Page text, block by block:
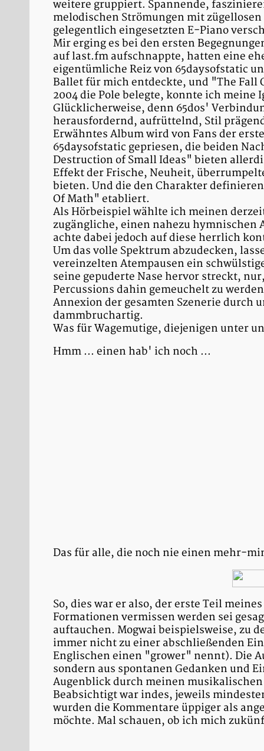
weitere gruppiert. Spannende,
melodischen Strömungen mit
gelegentlich eingesetzten E-Piano
Mir erging es bei den ersten
auf last.fm aufschnappte, hatten eine
eigentümliche Reiz von 65daysofstatic
Ballet für mich entdeckte, und "The Fall
2004 die Pole belegte, konnte ich
Glücklicherweise, denn 65dos'
herausfordernd, aufrüttelnd, Stil
Erwähntes Album wird von Fans der
65daysofstatic gepriesen, die beiden
Destruction of Small Ideas" bieten
Effekt der Frische, Neuheit,
bieten. Und die den Charakter
Of Math" etabliert.
Als Hörbeispiel wählte ich meinen
zugängliche, einen nahezu hymnischen
achte dabei jedoch auf diese herrlich
Um das volle Spektrum abzudecken,
vereinzelten Atempausen ein
seine gepuderte Nase hervor streckt,
Percussions dahin gemeuchelt zu
Annexion der gesamten Szenerie durch
dammbruchartig.
Was für Wagemutige, diejenigen unter
Hmm ... einen hab' ich noch ...
Das für alle, die noch nie einen mehr-
So, dies war er also, der erste Teil
Formationen vermissen werden sei
auftauchen. Mogwai beispielsweise, zu
immer nicht zu einer abschließenden
Englischen einen "grower" nennt). Die
sondern aus spontanen Gedanken und
Augenblick durch meinen
Beabsichtigt war indes, jeweils
wurden die Kommentare üppiger als
möchte. Mal schauen, ob ich mich